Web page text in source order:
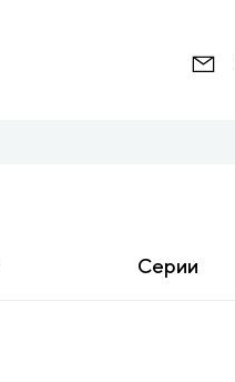
Серии